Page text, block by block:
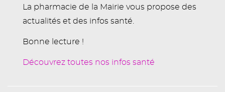
La pharmacie de la Mairie vous propose des
actualités et des infos santé.
Bonne lecture !
Découvrez toutes nos infos santé